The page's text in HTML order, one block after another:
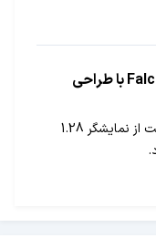
ساعت هوشمند امیزفیت Falcon با طراحی
ساعت هوشمند جدید برند امیزفیت از نمایشگر 1.28